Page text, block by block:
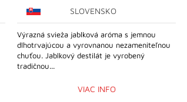
SLOVENSKO
Výrazná svieža jablková aróma s jemnou
dlhotrvajúcou a vyrovnanou nezameniteľnou
chuťou. Jablkový destilát je vyrobený
tradičnou...
VIAC INFO